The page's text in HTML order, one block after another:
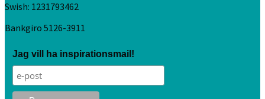
Swish: 1231793462
Bankgiro 5126-3911
Jag vill ha inspirationsmail!